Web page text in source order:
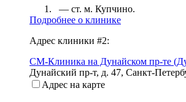
— ст. м. Купчино.
Подробнее о клинике
Адрес клиники #2:
СМ-Клиника на Дунайском пр-те
Дунайский пр-т, д. 47, Санкт-
Адрес на карте